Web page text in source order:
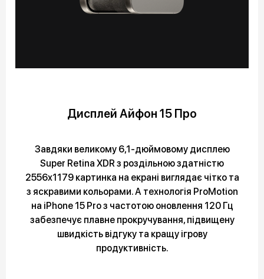
Дисплей Айфон 15 Про
Завдяки великому 6,1-дюймовому дисплею
Super Retina XDR з роздільною здатністю
2556x1179 картинка на екрані виглядає чітко та
з яскравими кольорами. А технологія ProMotion
на iPhone 15 Pro з частотою оновлення 120 Гц
забезпечує плавне прокручування, підвищену
швидкість відгуку та кращу ігрову
продуктивність.